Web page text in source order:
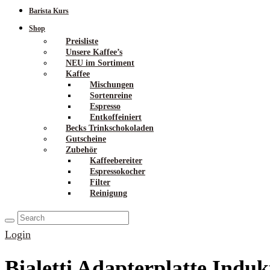
Barista Kurs
Shop
Preisliste
Unsere Kaffee’s
NEU im Sortiment
Kaffee
Mischungen
Sortenreine
Espresso
Entkoffeiniert
Becks Trinkschokoladen
Gutscheine
Zubehör
Kaffeebereiter
Espressokocher
Filter
Reinigung
Login